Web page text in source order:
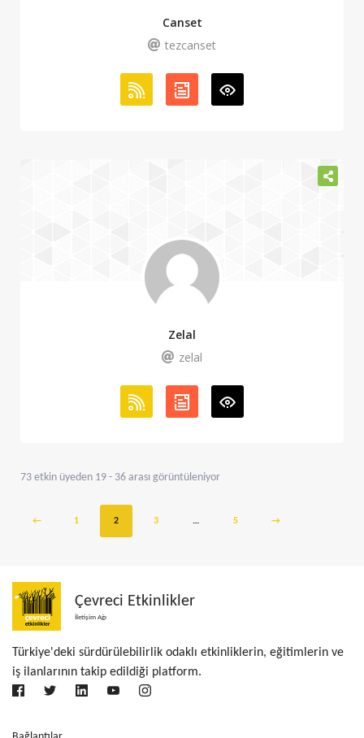
Canset
tezcanset
Zelal
zelal
73 etkin üyeden 19 - 36 arası görüntüleniyor
← 1 2 3 … 5 →
Çevreci Etkinlikler
İletişim Ağı
Türkiye'deki sürdürülebilirlik odaklı etkinliklerin, eğitimlerin ve
iş ilanlarının takip edildiği platform.